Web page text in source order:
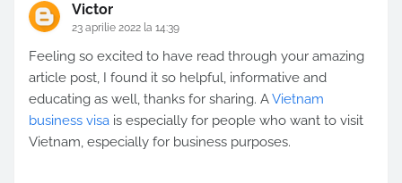
Victor
23 aprilie 2022 la 14:39
Feeling so excited to have read through your amazing
article post, I found it so helpful, informative and
educating as well, thanks for sharing. AVietnam
business visa is especially for people who want to visit
Vietnam, especially for business purposes.